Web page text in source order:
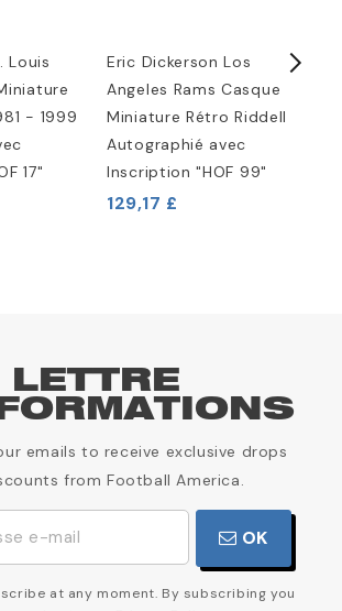
Louis
- 1999
17"
Eric Dickerson Los
Angeles Rams Casque
Miniature Rétro Riddell
Autographié avec
Inscription "HOF 99"
129,17 £
LETTRE
emails to receive exclusive drops
from Football America.
OK
at any moment. By subscribing you